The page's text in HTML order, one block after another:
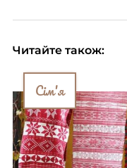
Читайте також:
Сім'я